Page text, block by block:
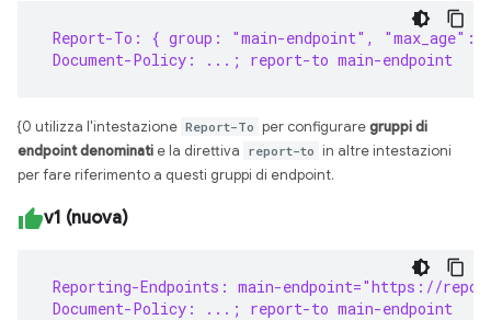
Report-To: { group: "main-endpoint",
Document-Policy: ...; report-to main-endpoint
{0 utilizza l'intestazione Report-To per configuraregruppi di
endpoint denominati e la direttiva report-to in altre intestazioni
per fare riferimento a questi gruppi di endpoint.
v1 (nuova)
Reporting-Endpoints: main-endpoint="https://
Document-Policy: ...; report-to main-endpoint